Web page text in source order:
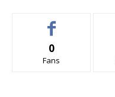
0
Fans